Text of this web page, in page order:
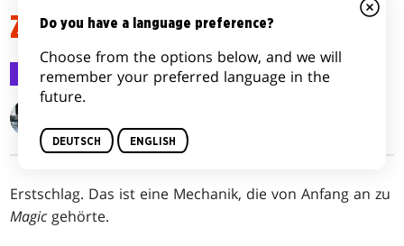
ZUERST ZUSCHLAGEN
Feature 23. März 2017
Erstschlag. Das ist eine Mechanik, die von Anfang an zu
Magic gehörte.
Do you have a language preference?
Choose from the options below, and we will
remember your preferred language in the
future.
DEUTSCH ENGLISH